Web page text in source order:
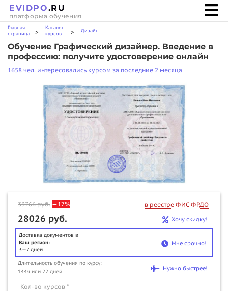
EVIDPO.RU
платформа обучения
Главная
страница
>
Каталог
курсов
> Дизайн
Обучение Графический дизайнер. Введение в
профессию: получите удостоверение онлайн
1658 чел. интересовались курсом за последние 2 месяца
33766руб. —17% в реестре ФИС ФРДО
28026 руб. Хочу скидку!
Доставка документов в
Ваш регион:
3—7 дней
Мне срочно!
Длительность обучения по курсу:
144ч или 22 дней
Нужно быстрее!
Кол-во курсов *